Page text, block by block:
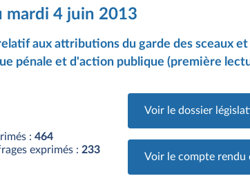
mardi 4 juin 2013
aux attributions du garde des sceaux et
pénale et d'action publique (première
: 464
exprimés : 233
Voir le dossier
Voir le compte rendu